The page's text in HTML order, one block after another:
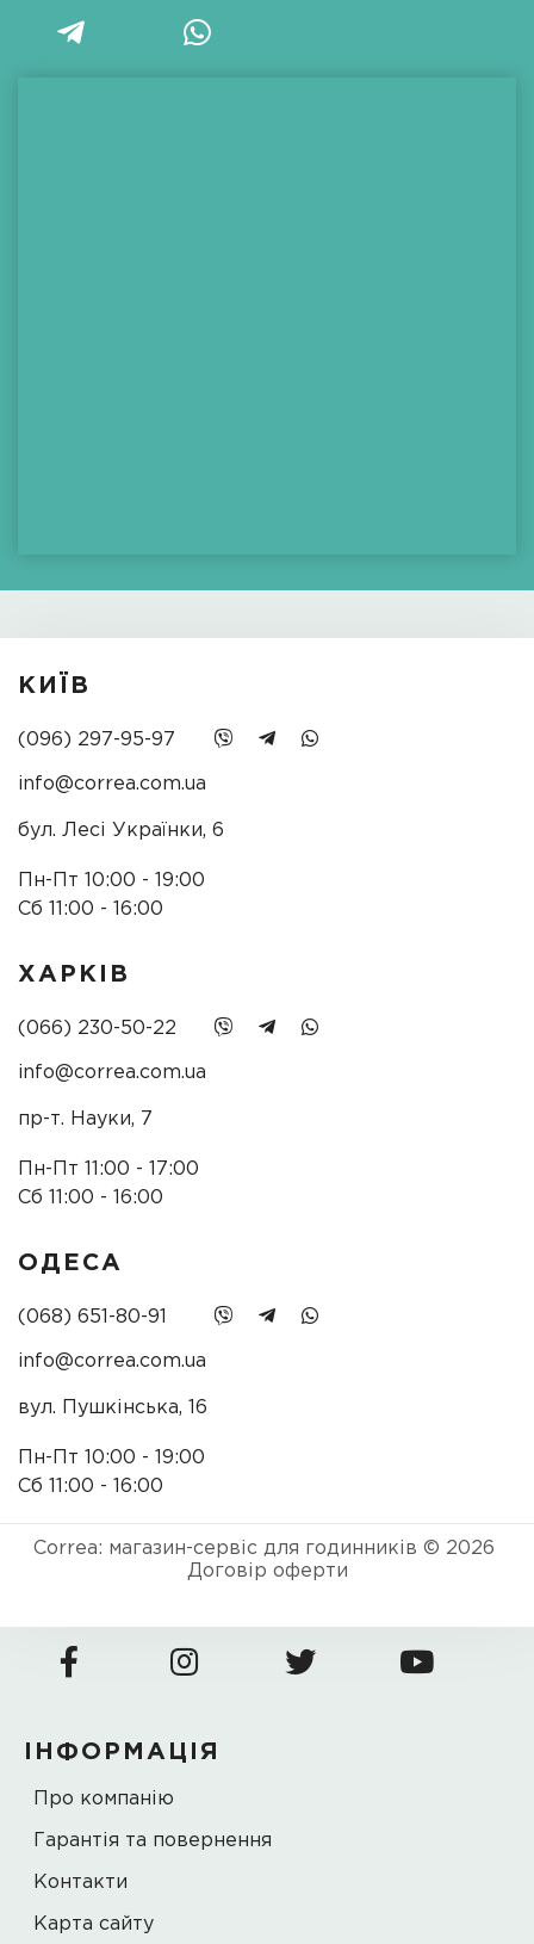
КИЇВ
(096) 297-95-97
info@correa.com.ua
бул. Лесі Українки, 6
Пн-Пт 10:00 - 19:00
Сб 11:00 - 16:00
ХАРКІВ
(066) 230-50-22
info@correa.com.ua
пр-т. Науки, 7
Пн-Пт 11:00 - 17:00
Сб 11:00 - 16:00
ОДЕСА
(068) 651-80-91
info@correa.com.ua
вул. Пушкінська, 16
Пн-Пт 10:00 - 19:00
Сб 11:00 - 16:00
Correa: магазин-сервіс для годинників © 2026
Договір оферти
ІНФОРМАЦІЯ
Про компанію
Гарантія та повернення
Контакти
Карта сайту